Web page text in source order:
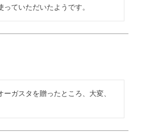
ていただいたようです。
ガスタを贈ったところ、大変、